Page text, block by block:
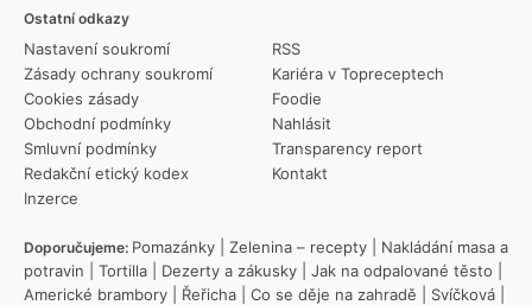
Ostatní odkazy
Nastavení soukromí
Zásady ochrany soukromí
Cookies zásady
Obchodní podmínky
Smluvní podmínky
Redakční etický kodex
Inzerce
RSS
Kariéra v Topreceptech
Foodie
Nahlásit
Transparency report
Kontakt
Doporučujeme: Pomazánky Zelenina – recepty
Nakládání masa a
potravin
Tortilla Dezerty a zákusky Jak na odpalované těsto
Americké brambory
Řeřicha Co se děje na zahradě Svíčková